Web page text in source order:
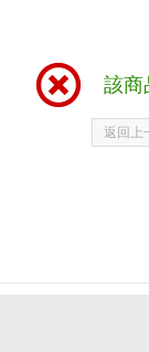
該商
返回上